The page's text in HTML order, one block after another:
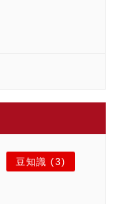
豆知識 (3)